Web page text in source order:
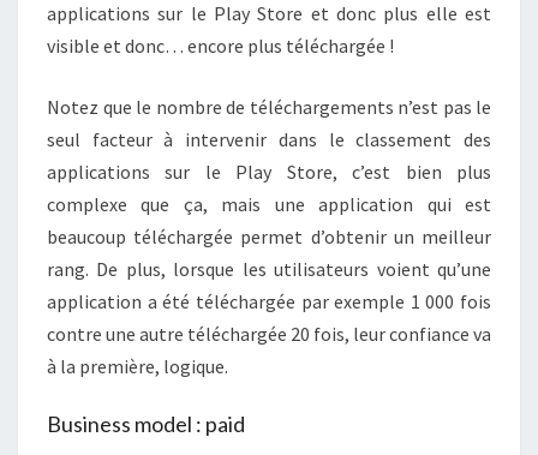
applications sur le Play Store et donc plus elle est
visible et donc… encore plus téléchargée !
Notez que le nombre de téléchargements n’est pas le
seul facteur à intervenir dans le classement des
applications sur le Play Store, c’est bien plus
complexe que ça, mais une application qui est
beaucoup téléchargée permet d’obtenir un meilleur
rang. De plus, lorsque les utilisateurs voient qu’une
application a été téléchargée par exemple 1 000 fois
contre une autre téléchargée 20 fois, leur confiance va
à la première, logique.
Business model : paid